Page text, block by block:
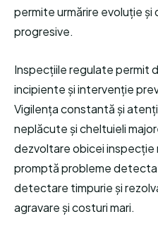
permite urmărire evoluție
progresive.
Inspecțiile regulate permit
incipiente și intervenție
Vigilența constantă și
neplăcute și cheltuieli
dezvoltare obicei inspecție
promptă probleme
detectare timpurie și
agravare și costuri mari.